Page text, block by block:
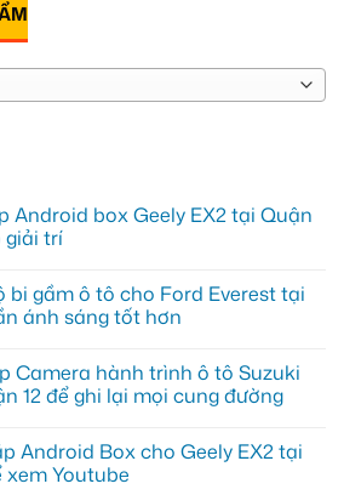
Android box Geely EX2 tại Quận
giải trí
bi gầm ô tô cho Ford Everest tại
ánh sáng tốt hơn
Camera hành trình ô tô Suzuki
12 để ghi lại mọi cung đường
Android Box cho Geely EX2 tại
xem Youtube